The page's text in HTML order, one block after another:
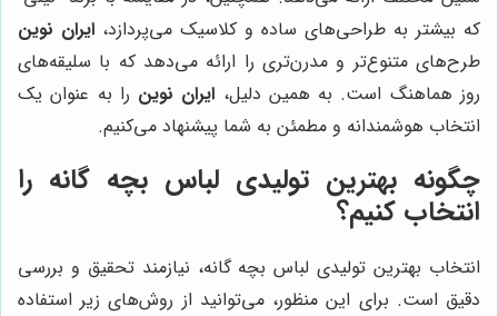
که بیشتر به طراحی‌های ساده و کلاسیک می‌پردازد، ایران نوین
طرح‌های متنوع‌تر و مدرن‌تری را ارائه می‌دهد که با سلیقه‌های
روز هماهنگ است. به همین دلیل، ایران نوین را به عنوان یک
انتخاب هوشمندانه و مطمئن به شما پیشنهاد می‌کنیم.
چگونه بهترین تولیدی لباس بچه گانه را
انتخاب کنیم؟
انتخاب بهترین تولیدی لباس بچه گانه، نیازمند تحقیق و بررسی
دقیق است. برای این منظور، می‌توانید از روش‌های زیر استفاده